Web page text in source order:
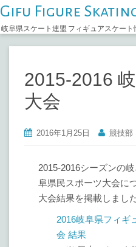
Gifu Figure
岐阜県スケート連盟 フィギュアスケート
2015-2016
大会
2016年1月25日 競技部
2015-2016シーズンの
阜県民スポーツ大会に
大会結果を掲載しました
2016岐阜県フィギ
会 結果